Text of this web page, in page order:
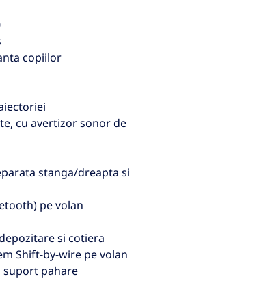
copiilor
cu avertizor sonor de
stanga/dreapta si
pe volan
si cotiera
Shift-by-wire pe volan
suport pahare